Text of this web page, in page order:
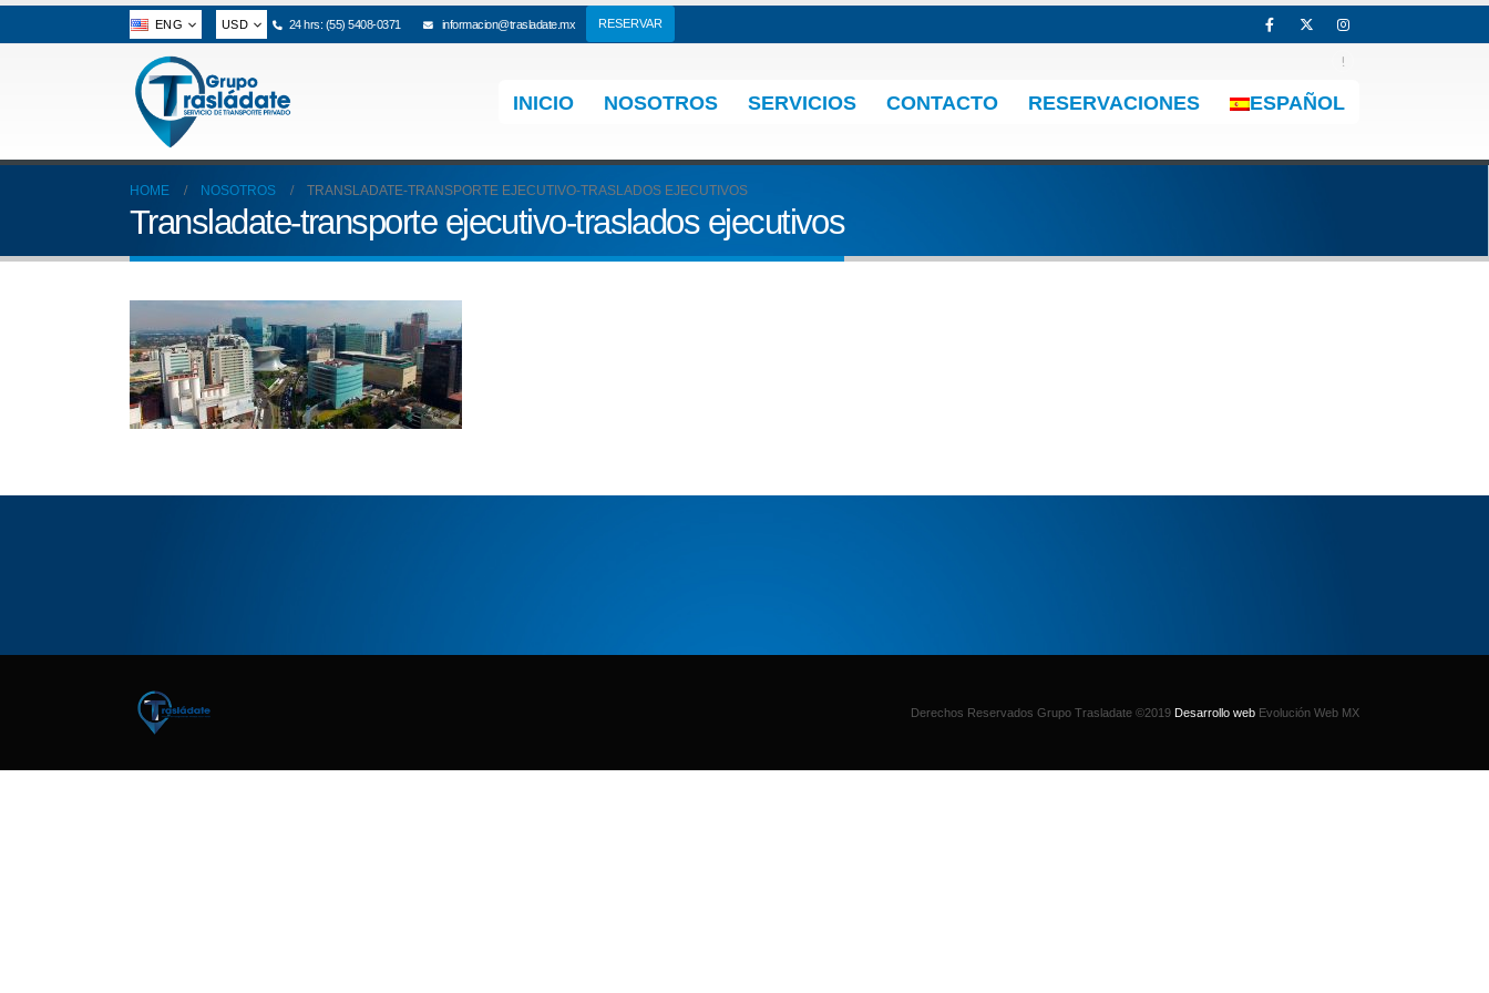
ENG USD 24 hrs: (55) 5408-0371 informacion@trasladate.mx
INICIO NOSOTROS SERVICIOS CONTACTO RESERVACIONES ESPAÑOL
HOME NOSOTROS TRANSLADATE-TRANSPORTE EJECUTIVO-TRASLADOS EJECUTIVOS
Transladate-transporte ejecutivo-traslados ejecutivos
Derechos Reservados Grupo Trasladate ©2019 Desarrollo web Evolución Web MX